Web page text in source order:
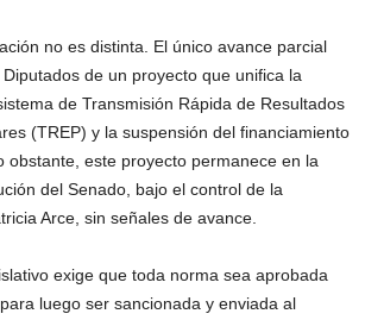
no es distinta. El único avance parcial
de un proyecto que unifica la
de Transmisión Rápida de Resultados
(TREP) y la suspensión del financiamiento
obstante, este proyecto permanece en la
del Senado, bajo el control de la
Arce, sin señales de avance.
exige que toda norma sea aprobada
luego ser sancionada y enviada al